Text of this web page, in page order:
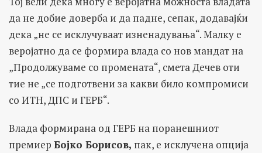
да не добие доверба и да падне, сепак, додавајќи
дека „не се исклучуваат изненадувања“. Малку е
веројатно да се формира влада со нов мандат на
„Продолжуваме со промената“, смета Дечев оти
тие не „се подготвени за какви било компромиси
со ИТН, ДПС и ГЕРБ“.
Влада формирана од ГЕРБ на поранешниот
премиер Бојко Борисов, пак, е исклучена опција